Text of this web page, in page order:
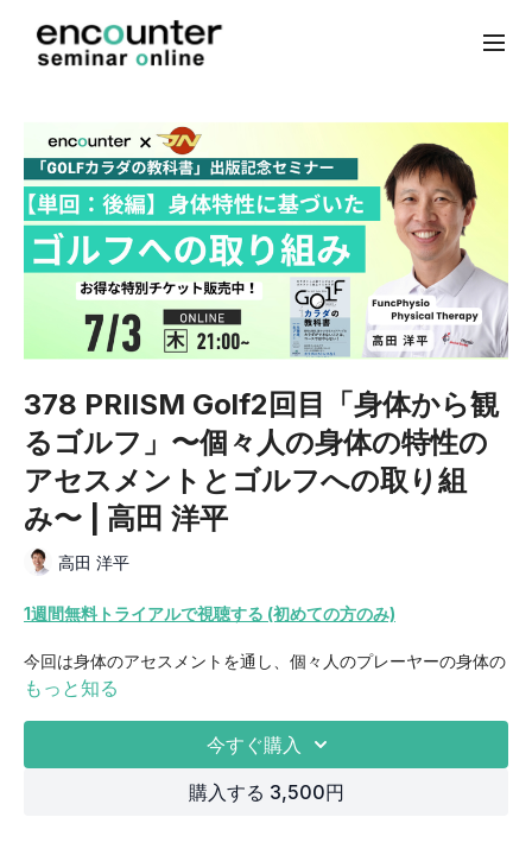
378 PRIISM Golf2回目「身体から観
るゴルフ」〜個々人の身体の特性の
アセスメントとゴルフへの取り組
み〜 | 高田 洋平
高田 洋平
1週間無料トライアルで視聴する (初めての方のみ)
今回は身体のアセスメントを通し、個々人のプレーヤーの身体の
特性を理解し、どのようにその情報をゴルフに対して当てはめて
メントとそこから読み取れるモーターコントロールの特性、それ
に組み合わせるゴルフスイングの要素、または組み合わせてはい
けないゴルフスイングの要素などを説明していきたいと思いま
もっと知る
今すぐ購入
購入する 3,500円